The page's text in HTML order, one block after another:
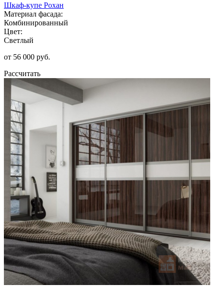
Шкаф-купе Рохан
Материал фасада:
Комбинированный
Цвет:
Светлый
от 56 000 руб.
Рассчитать